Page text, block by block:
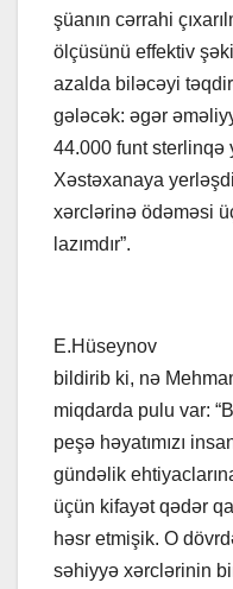
şüanın cərrahi
ölçüsünü effektiv
azalda biləcəyi
gələcək: əgər
44.000 funt
Xəstəxanaya
xərclərinə ödəməsi
lazımdır”.
E.Hüseynov
bildirib ki, nə
miqdarda pulu var:
peşə həyatımızı
gündəlik
üçün kifayət qədər
həsr etmişik. O
səhiyyə xərclərinin